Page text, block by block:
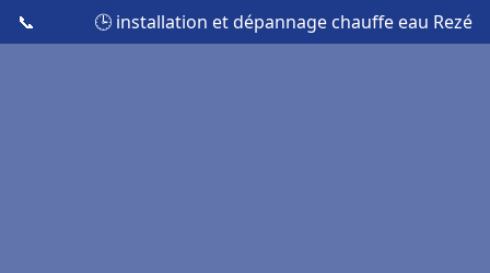
📞 🕒 installation et dépannage chauffe eau Rezé